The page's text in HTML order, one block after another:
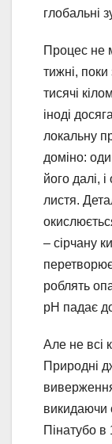
глобальні
Процес не
тижні,
тисячі
іноді
локальну
доміно:
його далі,
листя.
– сірчану
роблять
pH падає
Але не всі
Природні
викидаючи
Пінатубо в